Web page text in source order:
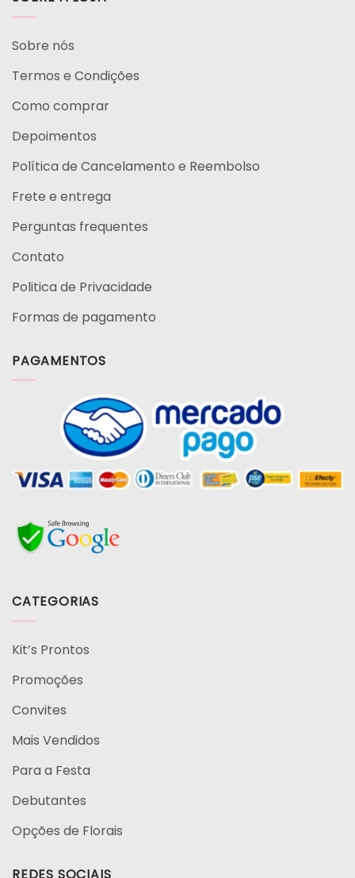
Sobre nós
Termos e Condições
Como comprar
Depoimentos
Política de Cancelamento e Reembolso
Frete e entrega
Perguntas frequentes
Contato
Politica de Privacidade
Formas de pagamento
PAGAMENTOS
CATEGORIAS
Kit’s Prontos
Promoções
Convites
Mais Vendidos
Para a Festa
Debutantes
Opções de Florais